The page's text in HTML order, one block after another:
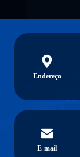
Endereço
E-mail